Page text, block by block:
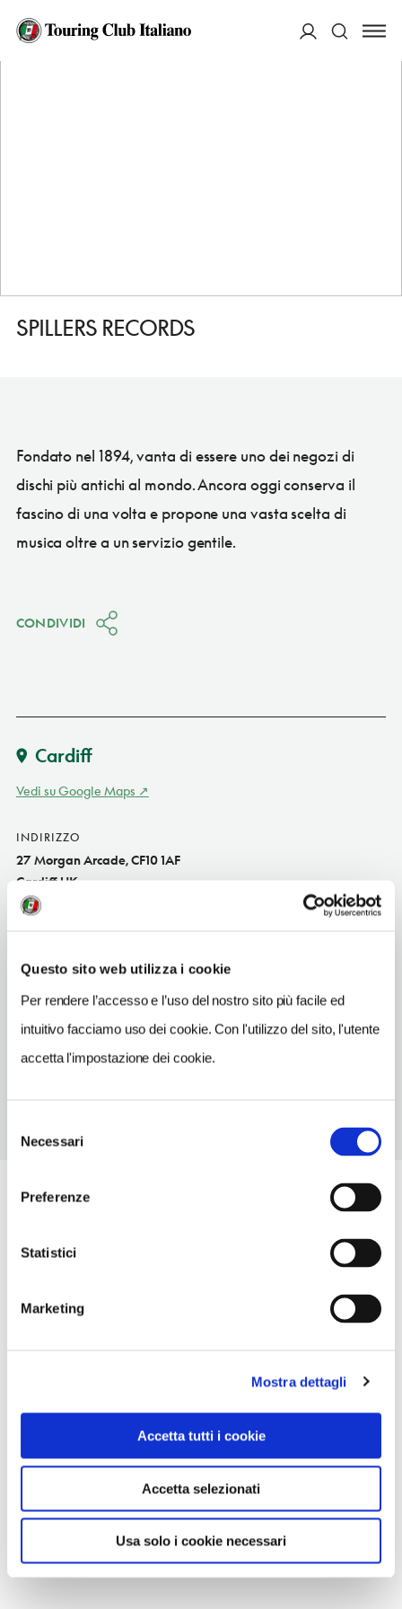
Questo sito web utilizza i cookie
Per rendere l’accesso e l’uso del nostro sito più facile ed
intuitivo facciamo uso dei cookie. Con l'utilizzo del sito, l'utente
accetta l'impostazione dei cookie.
delNecessari
Preferenze
Statistici
Marketing
Mostra dettagli
Accetta tutti i cookie
Accetta selezionati
Usa solo i cookie necessari
HOME
SPILLERS RECORDS
Fondato nel 1894, vanta di essere uno dei negozi di
dischi più antichi al mondo. Ancora oggi conserva il
fascino di una volta e propone una vasta scelta di
musica oltre a un servizio gentile.
CONDIVIDI
Cardiff
Vedi su Google Maps
INDIRIZZO
27 Morgan Arcade, CF10 1AF
Cardiff UK
SITO WEB
INDIRIZZO EMAIL
info@spillersrecords.com
TELEFONO
2920224905